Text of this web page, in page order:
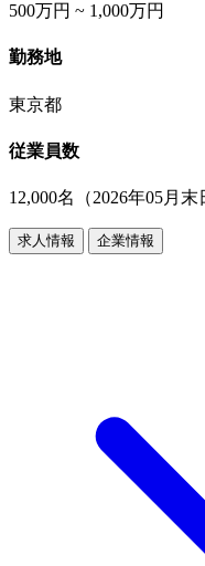
500万円 ~ 1,000万円
勤務地
東京都
従業員数
12,000名（2026年05月末
求人情報 企業情報